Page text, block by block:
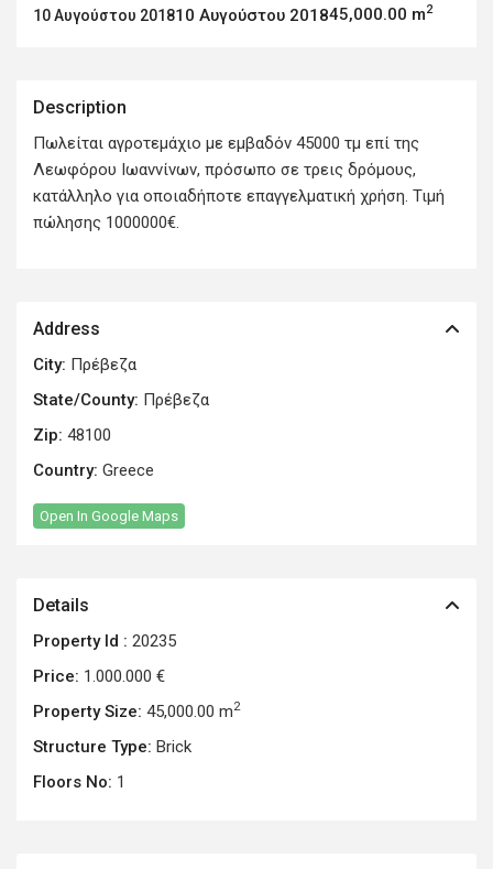
10 Αυγούστου 201810 Αυγούστου 201845,000.00 m2
Description
Πωλείται αγροτεμάχιο με εμβαδόν 45000 τμ επί της
Λεωφόρου Ιωαννίνων, πρόσωπο σε τρεις δρόμους,
κατάλληλο για οποιαδήποτε επαγγελματική χρήση. Τιμή
πώλησης 1000000€.
Address
City: Πρέβεζα
State/County: Πρέβεζα
Zip: 48100
Country: Greece
Open In Google Maps
Details
Property Id : 20235
Price: 1.000.000 €
Property Size: 45,000.00 m2
Structure Type: Brick
Floors No: 1